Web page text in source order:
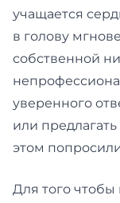
учащается
в голову
собственной
уверенного
или предлагать
этом
Для того чтобы